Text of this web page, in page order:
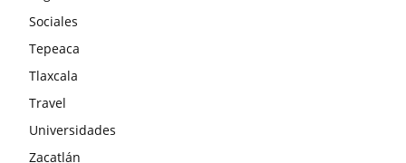
Sociales
Tepeaca
Tlaxcala
Travel
Universidades
Zacatlán